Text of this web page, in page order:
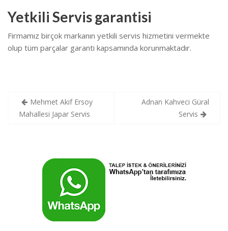
Yetkili Servis garantisi
Firmamız birçok markanın yetkili servis hizmetini vermekte
olup tüm parçalar garanti kapsamında korunmaktadır.
Yazı
gezinmesi
Mehmet Akif Ersoy
Mahallesi Japar Servis
Adnan Kahveci Güral
Servis